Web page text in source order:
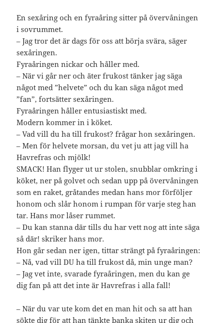
En sexåring och en fyraåring sitter på övervåningen
i sovrummet.
– Jag tror det är dags för oss att börja svära, säger
sexåringen.
Fyraåringen nickar och håller med.
– När vi går ner och äter frukost tänker jag säga
något med ”helvete” och du kan säga något med
”fan”, fortsätter sexåringen.
Fyraåringen håller entusiastiskt med.
Modern kommer in i köket.
– Vad vill du ha till frukost? frågar hon sexåringen.
– Men för helvete morsan, du vet ju att jag vill ha
Havrefras och mjölk!
SMACK! Han flyger ut ur stolen, snubblar omkring i
köket, ner på golvet och sedan upp på övervåningen
som en raket, gråtandes medan hans mor förföljer
honom och slår honom i rumpan för varje steg han
tar. Hans mor låser rummet.
– Du kan stanna där tills du har vett nog att inte säga
så där! skriker hans mor.
Hon går sedan ner igen, tittar strängt på fyraåringen:
– Nå, vad vill DU ha till frukost då, min unge man?
– Jag vet inte, svarade fyraåringen, men du kan ge
dig fan på att det inte är Havrefras i alla fall!
– När du var ute kom det en man hit och sa att han
sökte dig för att han tänkte banka skiten ur dig och